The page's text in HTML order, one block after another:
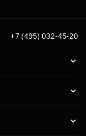
+7 (495) 032-45-20